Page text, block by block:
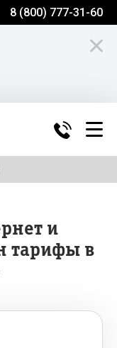
8 (800) 777-31-60
и
тарифы в